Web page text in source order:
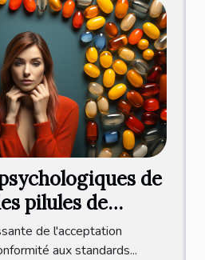
de
pilules de
de soi
de l'acceptation
aux standards...